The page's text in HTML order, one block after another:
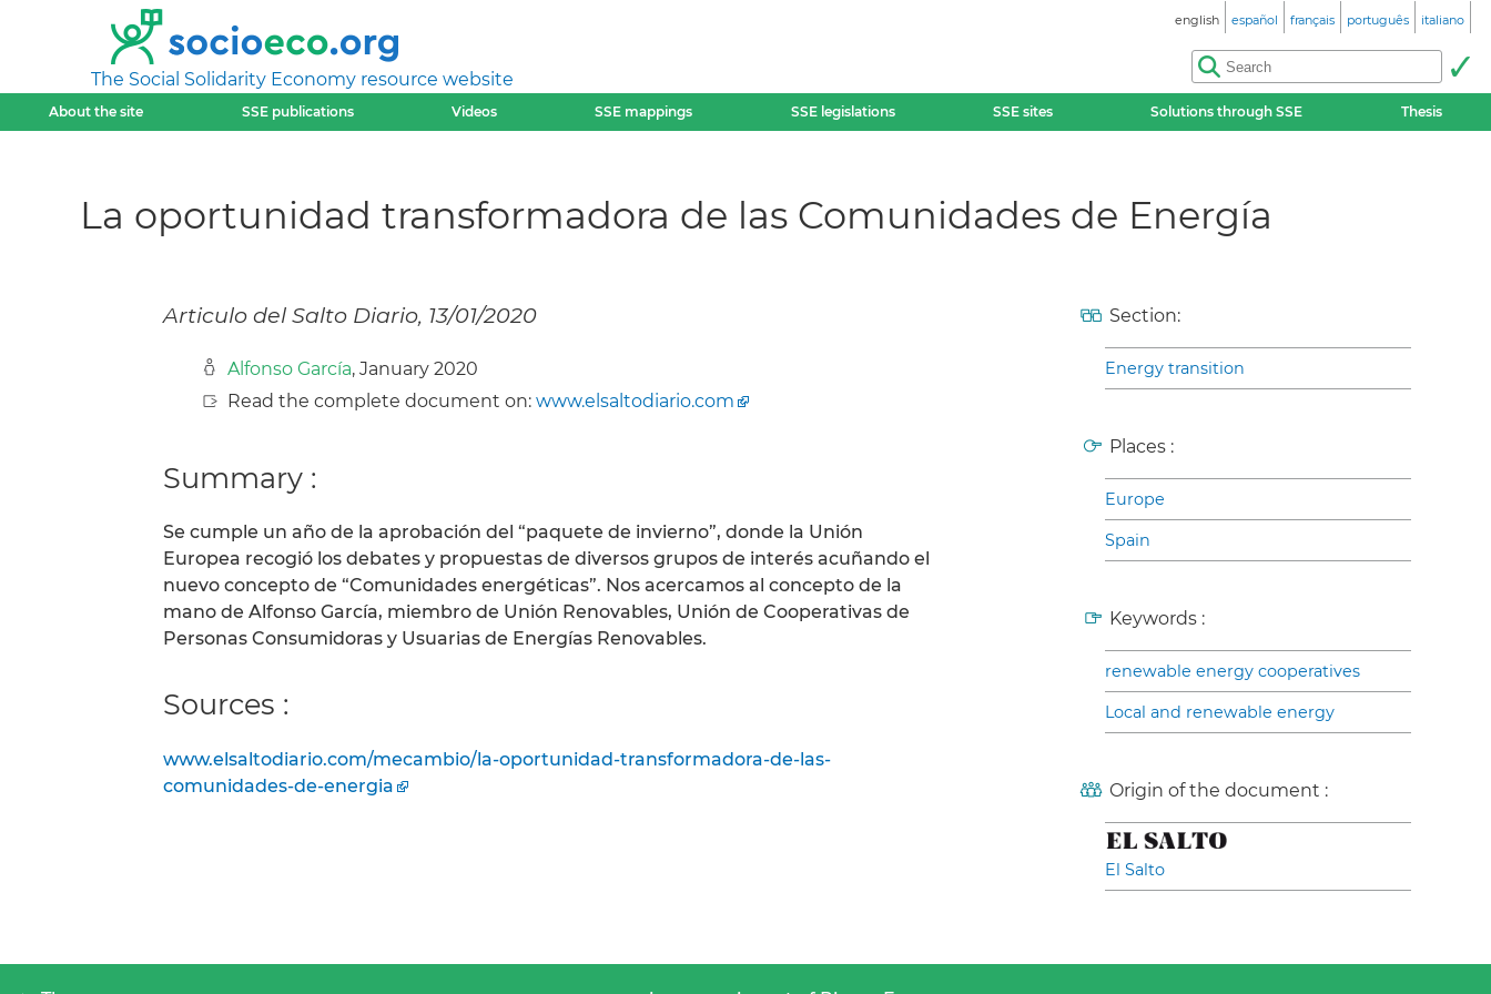
The Social Solidarity Economy resource website
english español français português italiano
About the site SSE publications Videos SSE mappings SSE legislations SSE sites Solutions through SSE Thesis
La oportunidad transformadora de las Comunidades de Energía
Articulo del Salto Diario, 13/01/2020
Alfonso García, January 2020
Read the complete document on: www.elsaltodiario.com
Summary :
Se cumple un año de la aprobación del “paquete de invierno”, donde la Unión
Europea recogió los debates y propuestas de diversos grupos de interés acuñando el
nuevo concepto de “Comunidades energéticas”. Nos acercamos al concepto de la
mano de Alfonso García, miembro de Unión Renovables, Unión de Cooperativas de
Personas Consumidoras y Usuarias de Energías Renovables.
Sources :
www.elsaltodiario.com/mecambio/la-oportunidad-transformadora-de-las-
comunidades-de-energia
Section:
Energy transition
Places :
Europe
Spain
Keywords :
renewable energy cooperatives
Local and renewable energy
Origin of the document :
El Salto